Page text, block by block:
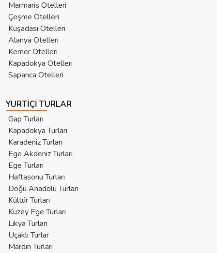
Marmaris Otelleri
Çeşme Otelleri
Kuşadası Otelleri
Alanya Otelleri
Kemer Otelleri
Kapadokya Otelleri
Sapanca Otelleri
YURTIÇI TURLAR
Gap Turları
Kapadokya Turları
Karadeniz Turları
Ege Akdeniz Turları
Ege Turları
Haftasonu Turları
Doğu Anadolu Turları
Kültür Turları
Kuzey Ege Turları
Likya Turları
Uçaklı Turlar
Mardin Turları